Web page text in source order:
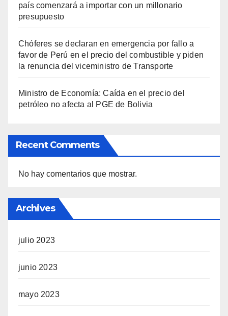
país comenzará a importar con un millonario
presupuesto
Chóferes se declaran en emergencia por fallo a
favor de Perú en el precio del combustible y piden
la renuncia del viceministro de Transporte
Ministro de Economía: Caída en el precio del
petróleo no afecta al PGE de Bolivia
Recent Comments
No hay comentarios que mostrar.
Archives
julio 2023
junio 2023
mayo 2023